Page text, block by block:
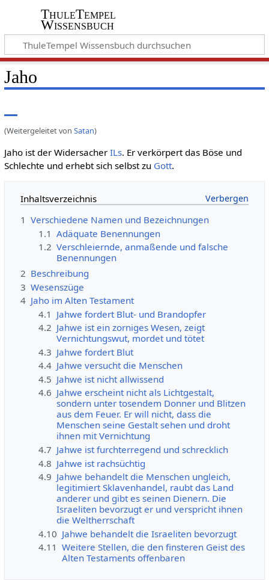
ThuleTempel
Wissensbuch
Jaho
(Weitergeleitet von Satan)
Jaho ist der Widersacher ILs. Er verkörpert das Böse und
Schlechte und erhebt sich selbst zu Gott.
Inhaltsverzeichnis
1 Verschiedene Namen und Bezeichnungen
1.1 Adäquate Benennungen
1.2 Verschleiernde, anmaßende und falsche
Benennungen
2 Beschreibung
3 Wesenszüge
4 Jaho im Alten Testament
4.1 Jahwe fordert Blut- und Brandopfer
4.2 Jahwe ist ein zorniges Wesen, zeigt
Vernichtungswut, mordet und tötet
4.3 Jahwe fordert Blut
4.4 Jahwe versucht die Menschen
4.5 Jahwe ist nicht allwissend
4.6 Jahwe erscheint nicht als Lichtgestalt,
sondern unter tosendem Donner und Blitzen
aus dem Feuer. Er will nicht, dass die
Menschen seine Gestalt sehen und droht
ihnen mit Vernichtung
4.7 Jahwe ist furchterregend und schrecklich
4.8 Jahwe ist rachsüchtig
4.9 Jahwe behandelt die Menschen ungleich,
legitimiert Sklavenhandel, raubt das Land
anderer und gibt es seinen Dienern. Die
Israeliten bevorzugt er und verspricht ihnen
die Weltherrschaft
4.10 Jahwe behandelt die Israeliten bevorzugt
4.11 Weitere Stellen, die den finsteren Geist des
Alten Testaments offenbaren